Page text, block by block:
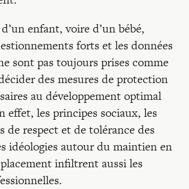
enfant, voire d’un bébé,
forts et les données
sont pas toujours prises comme
des mesures de protection
au développement optimal
effet, les principes sociaux, les
de respect et de tolérance des
idéologies autour du maintien en
infiltrent aussi les